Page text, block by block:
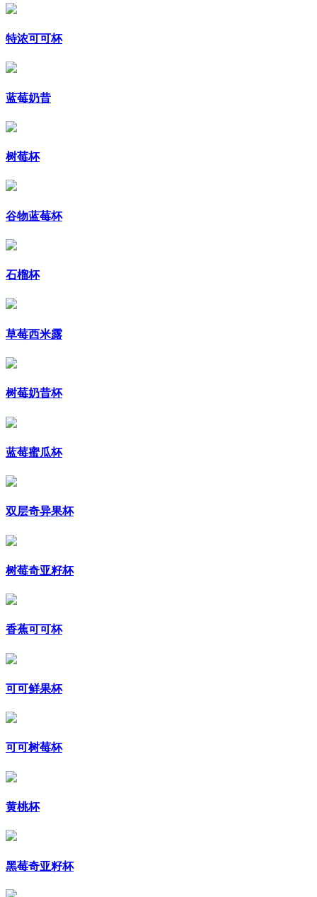
特浓可可杯
蓝莓奶昔
树莓杯
谷物蓝莓杯
石榴杯
草莓西米露
树莓奶昔杯
蓝莓蜜瓜杯
双层奇异果杯
树莓奇亚籽杯
香蕉可可杯
可可鲜果杯
可可树莓杯
黄桃杯
黑莓奇亚籽杯